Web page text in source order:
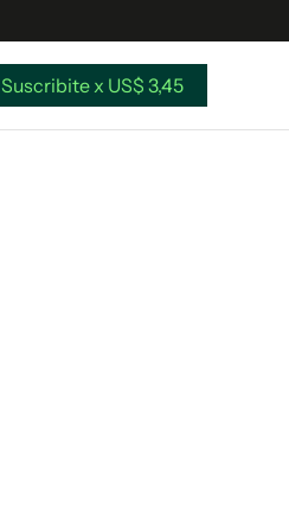
Suscribite x US$ 3,45